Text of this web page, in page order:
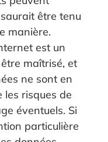
être tenu
manière.
est un
maîtrisé, et
ne sont en
les risques de
éventuels. Si
particulière